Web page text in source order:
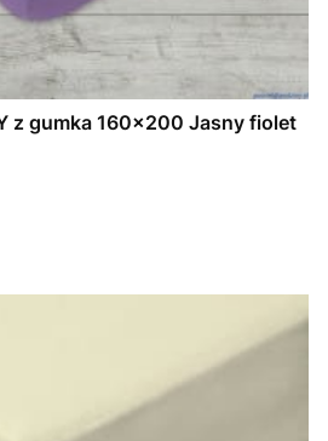
z gumka 160x200 Jasny fiolet